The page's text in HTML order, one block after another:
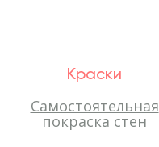
Краски
Самостоятельная
покраска стен